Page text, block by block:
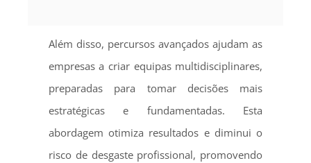
Além disso, percursos avançados ajudam as
empresas a criar equipas multidisciplinares,
preparadas para tomar decisões mais
estratégicas e fundamentadas. Esta
abordagem otimiza resultados e diminui o
risco de desgaste profissional, promovendo